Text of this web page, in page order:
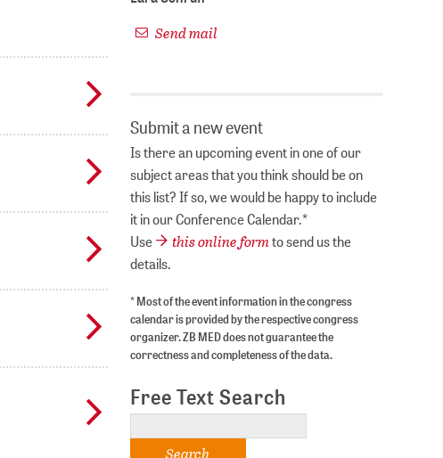
Send mail
Submit a new event
Is there an upcoming event in one of our
subject areas that you think should be on
this list? If so, we would be happy to include
it in our Conference Calendar.*
Use
this online formto send us the
details.
* Most of the event information in the congress
calendar is provided by the respective congress
organizer. ZB MED does not guarantee the
correctness and completeness of the data.
Free Text Search